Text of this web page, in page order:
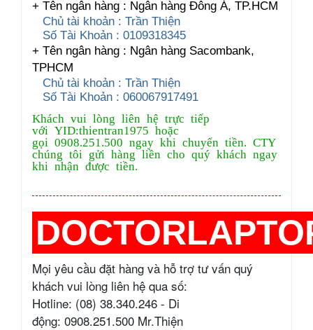
+ Tên ngân hàng : Ngân hàng Đông Á, TP.HCM
Chủ tài khoản : Trần Thiện
Số Tài Khoản : 0109318345
+ Tên ngân hàng : Ngân hàng Sacombank,
TPHCM
Chủ tài khoản : Trần Thiện
Số Tài Khoản : 060067917491
Khách vui lòng liên hệ trực tiếp
với YID:thientran1975 hoặc
gọi 0908.251.500 ngay khi chuyển tiền. CTY
chúng tôi gửi hàng liền cho quý khách ngay
khi nhận được tiền.
Mọi yêu cầu đặt hàng và hỗ trợ tư vấn quý
khách vui lòng liên hệ qua số:
Hotline: (08) 38.340.246 - Di
động: 0908.251.500 Mr.Thiện